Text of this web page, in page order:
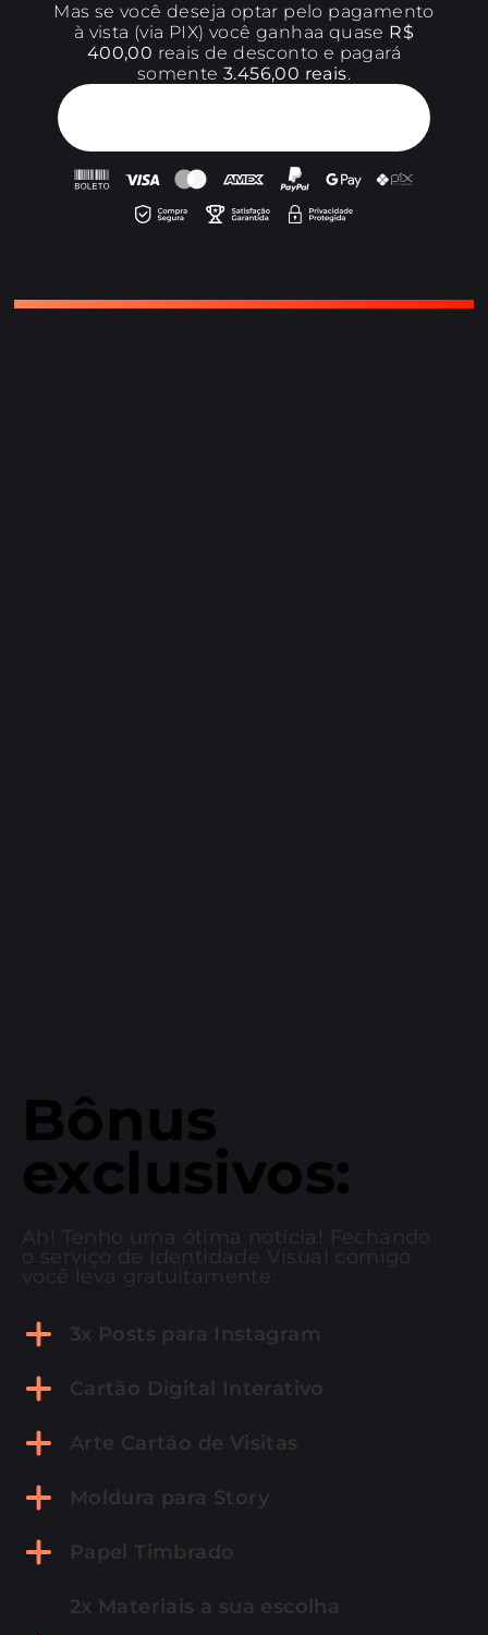
Mas se você deseja optar pelo pagamento
à vista (via PIX) você ganhaa quase R$
400,00 reais de desconto e pagará
somente3.456,00 reais.
Bônus
exclusivos:
Ah! Tenho uma ótima notícia! Fechando
o serviço de Identidade Visual comigo
você leva gratuitamente:
3x Posts para Instagram
Cartão Digital Interativo
Arte Cartão de Visitas
Moldura para Story
Papel Timbrado
2x Materiais a sua escolha